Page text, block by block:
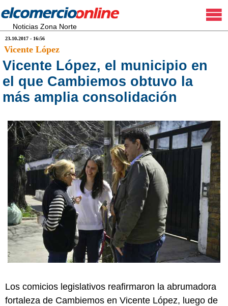
Noticias Zona Norte
23.10.2017 - 16:56
Vicente López
Vicente López, el municipio en
el que Cambiemos obtuvo la
más amplia consolidación
Los comicios legislativos reafirmaron la abrumadora
fortaleza de Cambiemos en Vicente López, luego de